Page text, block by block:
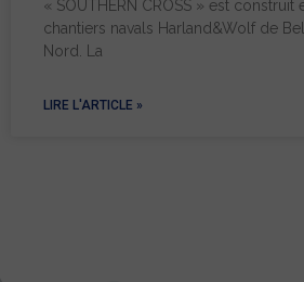
« SOUTHERN CROSS » est construit
chantiers navals Harland&Wolf de
Nord. La
LIRE L'ARTICLE »